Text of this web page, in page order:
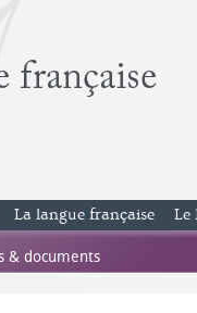
La langue française Le
& documents